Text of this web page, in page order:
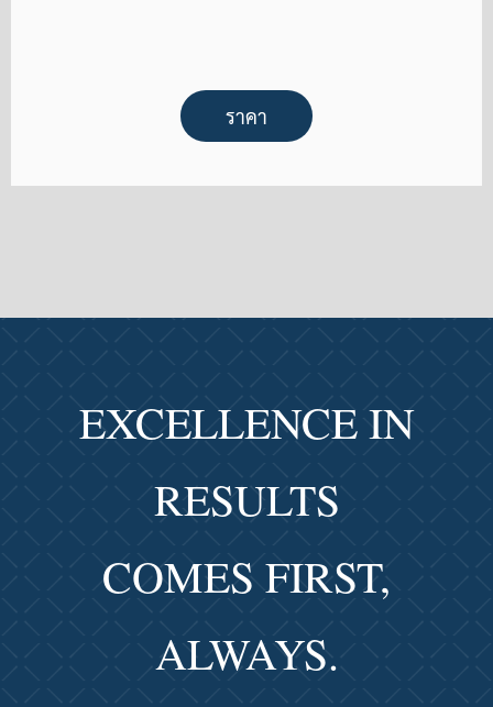
ราคา
EXCELLENCE IN
RESULTS
COMES FIRST,
ALWAYS.